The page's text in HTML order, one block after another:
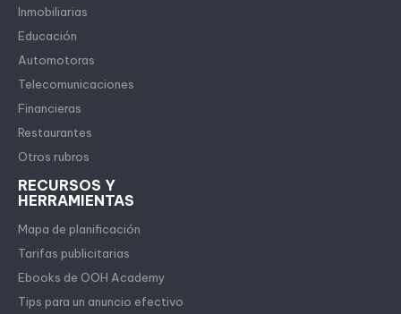
Inmobiliarias
Educación
Automotoras
Telecomunicaciones
Financieras
Restaurantes
Otros rubros
RECURSOS Y
HERRAMIENTAS
Mapa de planificación
Tarifas publicitarias
Ebooks de OOH Academy
Tips para un anuncio efectivo